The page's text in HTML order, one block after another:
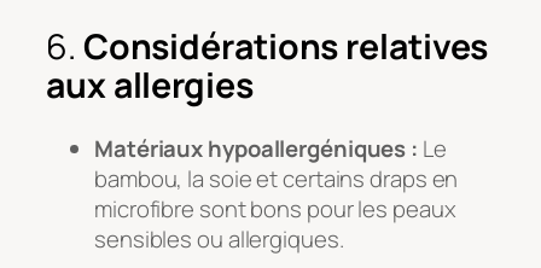
6. Considérations relatives
aux allergies
Matériaux hypoallergéniques : Le
bambou, la soie et certains draps en
microfibre sont bons pour les peaux
sensibles ou allergiques.